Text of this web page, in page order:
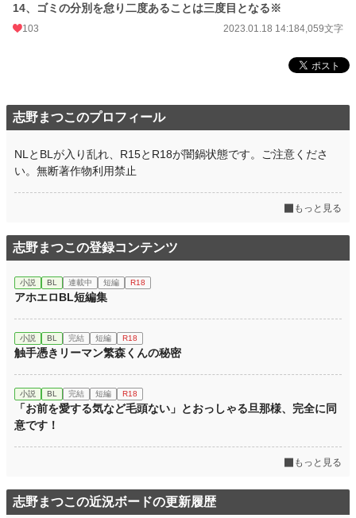
14、ゴミの分別を怠り二度あることは三度目となる※
103 2023.01.18 14:184,059文字
志野まつこのプロフィール
NLとBLが入り乱れ、R15とR18が闇鍋状態です。ご注意くださ
い。無断著作物利用禁止
もっと見る
志野まつこの登録コンテンツ
小説 BL 連載中 短編 R18
アホエロBL短編集
小説 BL 完結 短編 R18
触手憑きリーマン繁森くんの秘密
小説 BL 完結 短編 R18
「お前を愛する気など毛頭ない」とおっしゃる旦那様、完全に同
意です！
もっと見る
志野まつこの近況ボードの更新履歴